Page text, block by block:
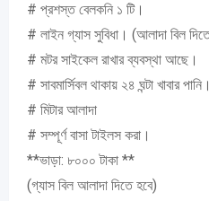
# প্রশস্ত বেলকনি ১ টি।
# লাইন গ্যাস সুবিধা। (আলাদা বিল
# মটর সাইকেল রাখার ব্যবস্থা আছে।
# সাবমার্সিবল থাকায় ২৪ ঘন্টা খাবার পানি।
# মিটার আলাদা
# সম্পূর্ণ বাসা টাইলস করা।
**ভাড়া: ৮০০০ টাকা **
(গ্যাস বিল আলাদা দিতে হবে)